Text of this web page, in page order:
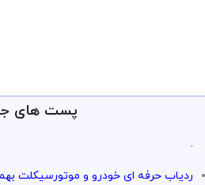
پست های
.
ردیاب حرفه ای خودرو و موتورسیکلت